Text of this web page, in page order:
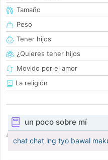
Tamaño
Peso
Tener hijos
¿Quieres tener hijos
Movido por el amor
La religión
un poco sobre mí
chat chat lng tyo bawal